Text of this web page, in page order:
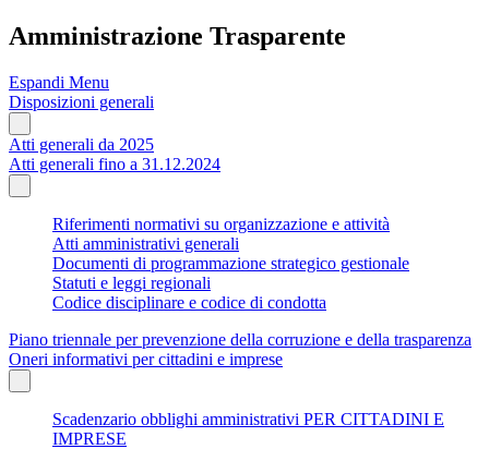
Amministrazione Trasparente
Espandi Menu
Disposizioni generali
Atti generali da 2025
Atti generali fino a 31.12.2024
Riferimenti normativi su organizzazione e attività
Atti amministrativi generali
Documenti di programmazione strategico gestionale
Statuti e leggi regionali
Codice disciplinare e codice di condotta
Piano triennale per prevenzione della corruzione e della trasparenza
Oneri informativi per cittadini e imprese
Scadenzario obblighi amministrativi PER CITTADINI E
IMPRESE